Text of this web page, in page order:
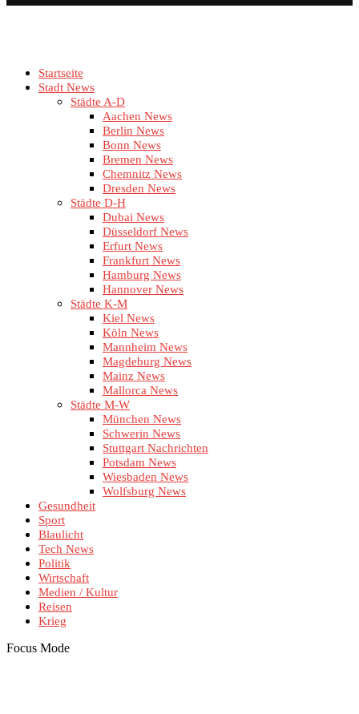
Startseite
Stadt News
Städte A-D
Aachen News
Berlin News
Bonn News
Bremen News
Chemnitz News
Dresden News
Städte D-H
Dubai News
Düsseldorf News
Erfurt News
Frankfurt News
Hamburg News
Hannover News
Städte K-M
Kiel News
Köln News
Mannheim News
Magdeburg News
Mainz News
Mallorca News
Städte M-W
München News
Schwerin News
Stuttgart Nachrichten
Potsdam News
Wiesbaden News
Wolfsburg News
Gesundheit
Sport
Blaulicht
Tech News
Politik
Wirtschaft
Medien / Kultur
Reisen
Krieg
Focus Mode